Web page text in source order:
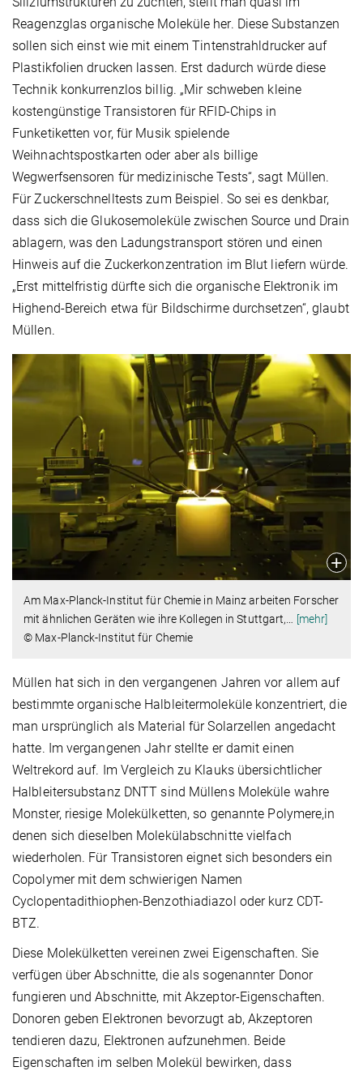
Reagenzglas organische Moleküle her. Diese Substanzen
sollen sich einst wie mit einem Tintenstrahldrucker auf
Plastikfolien drucken lassen. Erst dadurch würde diese
Technik konkurrenzlos billig. „Mir schweben kleine
kostengünstige Transistoren für RFID-Chips in
Funketiketten vor, für Musik spielende
Weihnachtspostkarten oder aber als billige
Wegwerfsensoren für medizinische Tests“, sagt Müllen.
Für Zuckerschnelltests zum Beispiel. So sei es denkbar,
dass sich die Glukosemoleküle zwischen Source und Drain
ablagern, was den Ladungstransport stören und einen
Hinweis auf die Zuckerkonzentration im Blut liefern würde.
„Erst mittelfristig dürfte sich die organische Elektronik im
Highend-Bereich etwa für Bildschirme durchsetzen“, glaubt
Müllen.
Am Max-Planck-Institut für Chemie in Mainz arbeiten Forscher
mit ähnlichen Geräten wie ihre Kollegen in Stuttgart,
[mehr]
© Max-Planck-Institut für Chemie
Müllen hat sich in den vergangenen Jahren vor allem auf
bestimmte organische Halbleitermoleküle konzentriert, die
man ursprünglich als Material für Solarzellen angedacht
hatte. Im vergangenen Jahr stellte er damit einen
Weltrekord auf. Im Vergleich zu Klauks übersichtlicher
Halbleitersubstanz DNTT sind Müllens Moleküle wahre
Monster, riesige Molekülketten, so genannte Polymere,in
denen sich dieselben Molekülabschnitte vielfach
wiederholen. Für Transistoren eignet sich besonders ein
Copolymer mit dem schwierigen Namen
Cyclopentadithiophen-Benzothiadiazol oder kurz CDT-
BTZ.
Diese Molekülketten vereinen zwei Eigenschaften. Sie
verfügen über Abschnitte, die als sogenannter Donor
fungieren und Abschnitte, mit Akzeptor-Eigenschaften.
Donoren geben Elektronen bevorzugt ab, Akzeptoren
tendieren dazu, Elektronen aufzunehmen. Beide
Eigenschaften im selben Molekül bewirken, dass